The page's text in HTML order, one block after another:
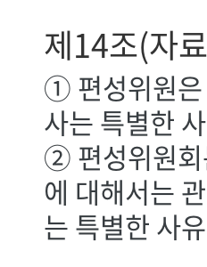
제14조(자
① 편성위원은
사는 특별한
② 편성위원회
에 대해서는
는 특별한 사